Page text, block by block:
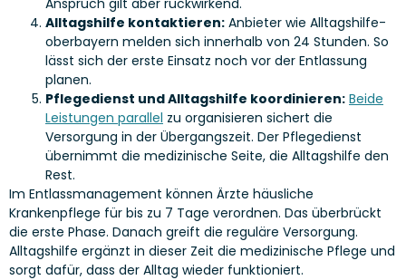
Alltagshilfe kontaktieren: Anbieter wie Alltagshilfe-
oberbayern melden sich innerhalb von 24 Stunden. So
lässt sich der erste Einsatz noch vor der Entlassung
planen.
Pflegedienst und Alltagshilfe koordinieren: Beide
Leistungen parallel zu organisieren sichert die
Versorgung in der Übergangszeit. Der Pflegedienst
übernimmt die medizinische Seite, die Alltagshilfe den
Rest.
Im Entlassmanagement können Ärzte häusliche
Krankenpflege für bis zu 7 Tage verordnen. Das überbrückt
die erste Phase. Danach greift die reguläre Versorgung.
Alltagshilfe ergänzt in dieser Zeit die medizinische Pflege und
sorgt dafür, dass der Alltag wieder funktioniert.